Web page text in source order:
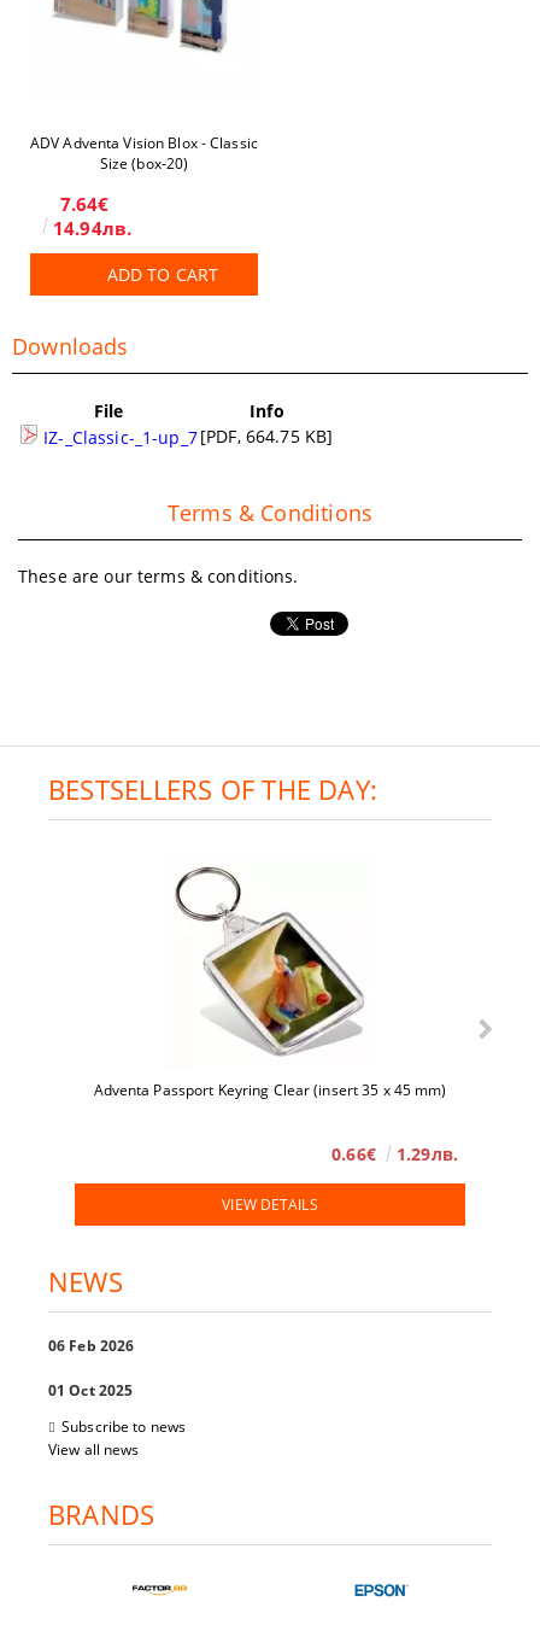
ADV Adventa Vision Blox - Classic
Size (box-20)
7.64€
14.94лв.
ADD TO CART
Downloads
File
Info
IZ-_Classic-_1-up_7[PDF, 664.75 KB]
Terms & Conditions
These are our terms & conditions.
BESTSELLERS OF THE DAY:
Adventa Passport Keyring Clear (insert 35 x 45 mm)
0.66€ 1.29лв.
VIEW DETAILS
NEWS
06 Feb 2026
01 Oct 2025
Subscribe to news
View all news
BRANDS